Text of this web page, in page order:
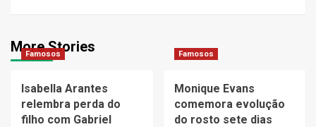
More Stories
Famosos
Isabella Arantes
relembra perda do
filho com Gabriel
Famosos
Monique Evans
comemora evolução
do rosto sete dias